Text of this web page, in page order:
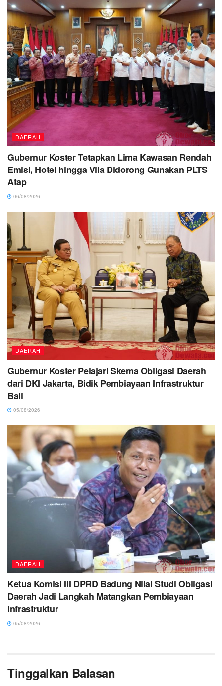
DAERAH
Gubernur Koster Tetapkan Lima Kawasan Rendah
Emisi, Hotel hingga Vila Didorong Gunakan PLTS
Atap
06/08/2026
DAERAH
Gubernur Koster Pelajari Skema Obligasi Daerah
dari DKI Jakarta, Bidik Pembiayaan Infrastruktur
Bali
05/08/2026
DAERAH
Ketua Komisi III DPRD Badung Nilai Studi Obligasi
Daerah Jadi Langkah Matangkan Pembiayaan
Infrastruktur
05/08/2026
Tinggalkan Balasan